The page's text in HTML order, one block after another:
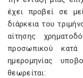
έχει προβεί σε
διάρκεια του
αίτησης
προσωπικού
ημερομηνίας
θεωρείται: